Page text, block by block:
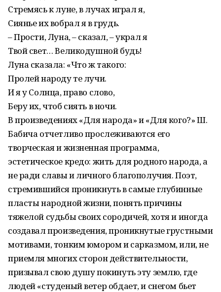
Стремясь к луне, в лучах играл я,
Сиянье их вобрал я в грудь.
– Прости, Луна, – сказал, – украл я
Твой свет… Великодушной будь!
Луна сказала: «Что ж такого:
Пролей народу те лучи.
И я у Солнца, право слово,
Беру их, чтоб сиять в ночи.
В произведениях «Для народа» и «Для кого?» Ш.
Бабича отчетливо прослеживаются его
творческая и жизненная программа,
эстетическое кредо: жить для родного народа, а
не ради славы и личного благополучия. Поэт,
стремившийся проникнуть в самые глубинные
пласты народной жизни, понять причины
тяжелой судьбы своих сородичей, хотя и иногда
создавал произведения, проникнутые грустными
мотивами, тонким юмором и сарказмом, или, не
приемля многих сторон действительности,
призывал свою душу покинуть эту землю, где
людей «студеный ветер обдает, и снегом бьет